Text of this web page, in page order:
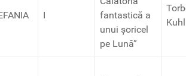
I
fantastică a
unui șoricel
pe Lună”